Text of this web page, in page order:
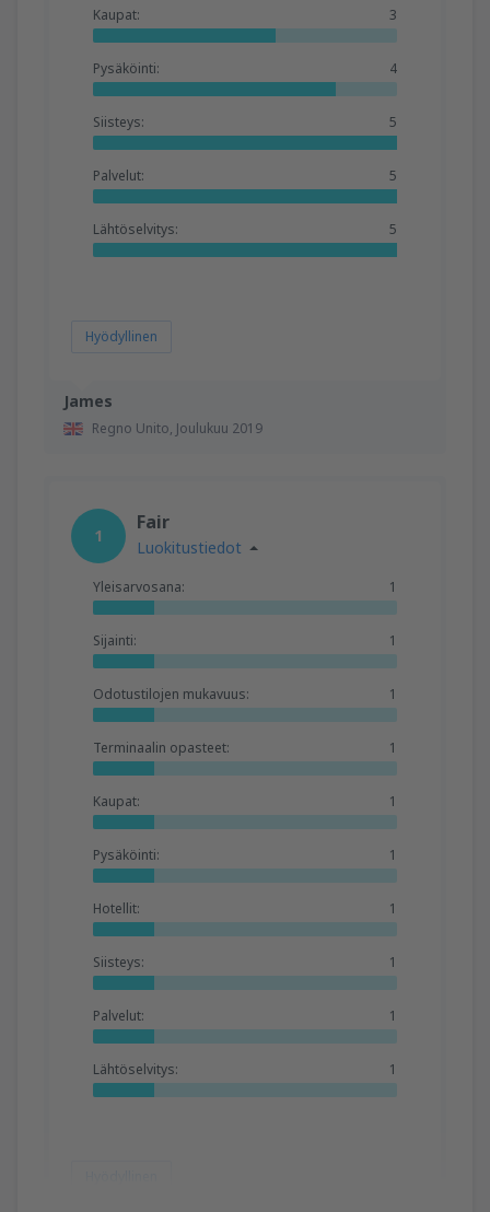
James
Regno Unito, Joulukuu 2019
Kaupat: 3
Pysäköinti: 4
Siisteys: 5
Palvelut: 5
Lähtöselvitys: 5
Hyödyllinen
1
Fair
Luokitustiedot
Yleisarvosana: 1
Sijainti: 1
Odotustilojen mukavuus: 1
Terminaalin opasteet: 1
Kaupat: 1
Pysäköinti: 1
Hotellit: 1
Siisteys: 1
Palvelut: 1
Lähtöselvitys: 1